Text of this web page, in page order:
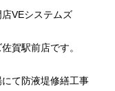
VEシステムズ
賀駅前店です。
て防液堤修繕工事